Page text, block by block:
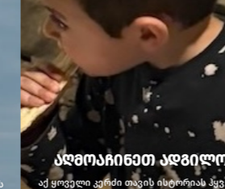
ᲐᲦᲛᲝᲐᲩᲘᲜᲔᲗ
აქ ყოველი კერძი თავის ისტორიას